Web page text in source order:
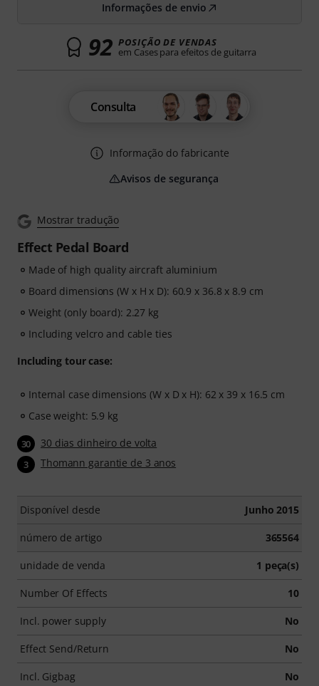
Mostrar tradução
Effect Pedal Board
Made of high quality aircraft aluminium
Board dimensions (W x H x D): 60.9 x 36.8 x 8.9 cm
Weight (only board): 2.27 kg
Including velcro and cable ties
Including tour case:
Internal case dimensions (W x D x H): 62 x 39 x 16.5 cm
Case weight: 5.9 kg
30 30 dias dinheiro de volta
3 Thomann garantie de 3 anos
Disponível desde Junho 2015
número de artigo 365564
unidade de venda 1 peça(s)
Number Of Effects 10
Incl. power supply No
Effect Send/Return No
Incl. Gigbag No
Informações de envio
92 POSIÇÃO DE VENDAS
em Cases para efeitos de guitarra
Consulta
Informação do fabricante
Avisos de segurança